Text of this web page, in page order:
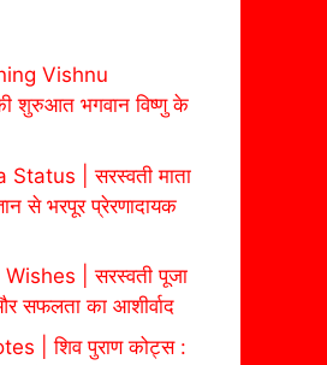
Vishnu
शुरुआत भगवान विष्णु के
| सरस्वती माता
से भरपूर प्रेरणादायक
| सरस्वती पूजा
सफलता का आशीर्वाद
| शिव पुराण कोट्स :